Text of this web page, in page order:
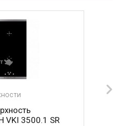
VKI 3500.1 SR
NEFF